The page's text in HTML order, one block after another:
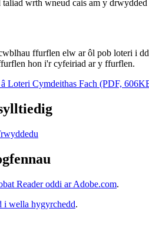
wrth wneud cais am y
ffurflen elw ar ôl pob loteri i
hon i'r cyfeiriad ar y ffurflen.
Loteri Cymdeithas Fach (PDF,
Reader oddi ar Adobe.com.
i wella hygyrchedd.